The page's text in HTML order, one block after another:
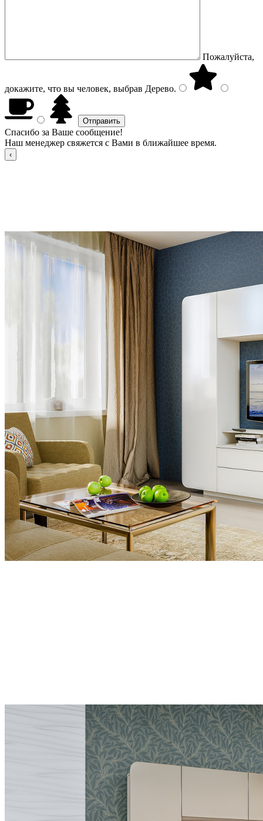
Пожалуйста,
докажите, что вы человек, выбрав Дерево.
Спасибо за Ваше сообщение!
Наш менеджер свяжется с Вами в ближайшее время.